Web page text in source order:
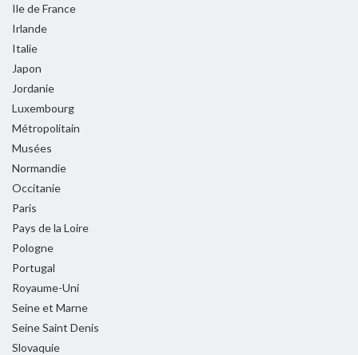
Ile de France
Irlande
Italie
Japon
Jordanie
Luxembourg
Métropolitain
Musées
Normandie
Occitanie
Paris
Pays de la Loire
Pologne
Portugal
Royaume-Uni
Seine et Marne
Seine Saint Denis
Slovaquie